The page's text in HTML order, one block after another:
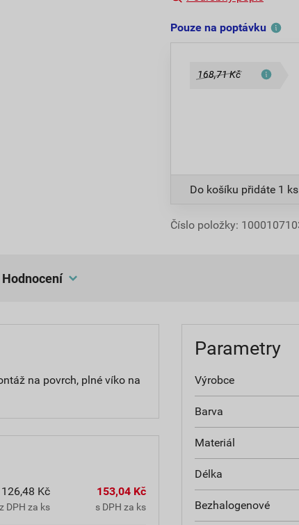
Pouze na poptávku
168,71 Kč
Do košíku přidáte 1 ks
Číslo položky:
hodnocení
na povrch, plné víko na
126,48 Kč
DPH za ks
153,04 Kč
s DPH za ks
Parametry
Výrobce
Barva
Materiál
Délka
Bezhalogenové